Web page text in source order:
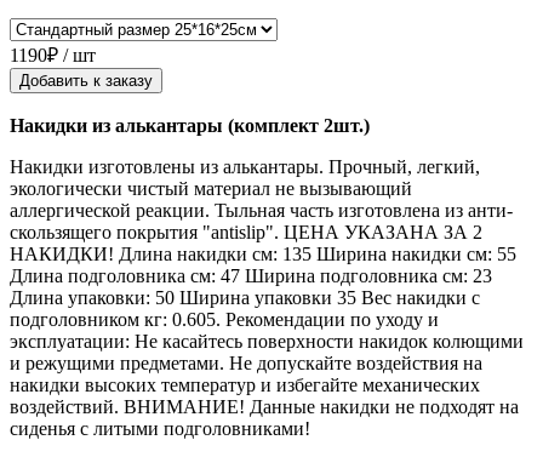
1190₽ / шт
Добавить к заказу
Накидки из алькантары (комплект 2шт.)
Накидки изготовлены из алькантары. Прочный, легкий,
экологически чистый материал не вызывающий
аллергической реакции. Тыльная часть изготовлена из анти-
скользящего покрытия "antislip". ЦЕНА УКАЗАНА ЗА 2
НАКИДКИ! Длина накидки см: 135 Ширина накидки см: 55
Длина подголовника см: 47 Ширина подголовника см: 23
Длина упаковки: 50 Ширина упаковки 35 Вес накидки с
подголовником кг: 0.605. Рекомендации по уходу и
эксплуатации: Не касайтесь поверхности накидок колющими
и режущими предметами. Не допускайте воздействия на
накидки высоких температур и избегайте механических
воздействий. ВНИМАНИЕ! Данные накидки не подходят на
сиденья с литыми подголовниками!